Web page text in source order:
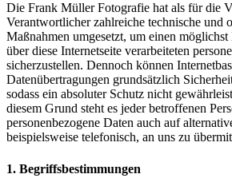
Die Frank Müller Fotografie hat als für die
Verantwortlicher zahlreiche technische und
Maßnahmen umgesetzt, um einen
über diese Internetseite verarbeiteten
sicherzustellen. Dennoch können
Datenübertragungen grundsätzlich
sodass ein absoluter Schutz nicht
diesem Grund steht es jeder betroffenen
personenbezogene Daten auch auf
beispielsweise telefonisch, an uns zu
1. Begriffsbestimmungen